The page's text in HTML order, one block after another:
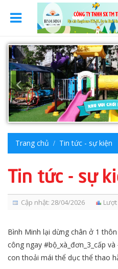
Trang chủ Tin tức - sự kiện
Tin tức - sự
Cập nhật: 28/04/2026
Bình Minh lại dừng chân ở 1
công ngay #bộ_xà_đơn_3_cấp
con thoải mái thể dục thể thao